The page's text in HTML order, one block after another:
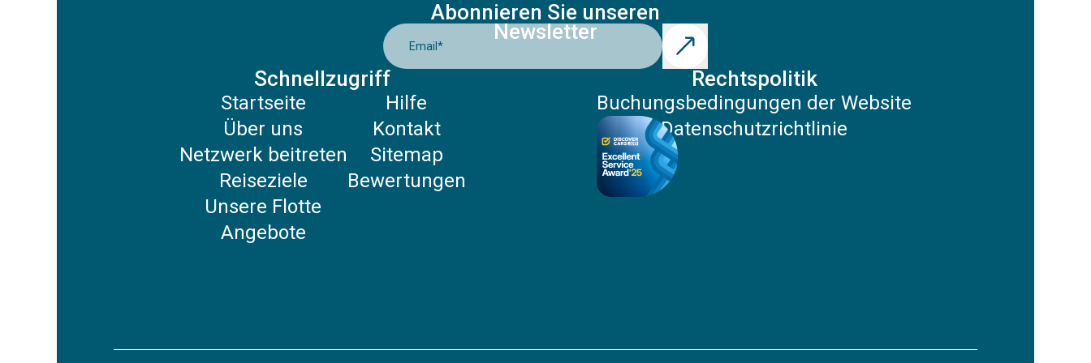
Abonnieren Sie unseren
Newsletter
Email *
Schnellzugriff
Startseite
Über uns
Netzwerk beitreten
Reiseziele
Unsere Flotte
Angebote
Hilfe
Kontakt
Sitemap
Bewertungen
Rechtspolitik
Buchungsbedingungen der Website
Datenschutzrichtlinie